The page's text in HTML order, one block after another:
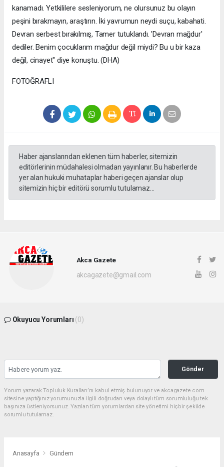
kanamadı. Yetkililere sesleniyorum, ne olursunuz bu olayın
peşini bırakmayın, araştırın. İki yavrumun neydi suçu, kabahati.
Devran serbest bırakılmış, Tamer tutuklandı. 'Devran mağdur'
dediler. Benim çocuklarım mağdur değil miydi? Bu u bir kaza
değil, cinayet" diye konuştu. (DHA)
FOTOĞRAFLI
Haber ajanslarından eklenen tüm haberler, sitemizin
editörlerinin müdahalesi olmadan yayınlanır. Bu haberlerde
yer alan hukuki muhataplar haberi geçen ajanslar olup
sitemizin hiç bir editörü sorumlu tutulamaz...
Akca Gazete
akcagazete@gmail.com
Okuyucu Yorumları (0)
Gönder
Yorum yazarak Topluluk Kuralları’nı kabul etmiş bulunuyor ve akcagazete.com
sitesine yaptığınız yorumunuzla ilgili doğrudan veya dolaylı tüm sorumluluğu tek
başınıza üstleniyorsunuz. Yazılan tüm yorumlardan site yönetimi hiçbir şekilde
sorumlu tutulamaz.
Anasayfa Gündem